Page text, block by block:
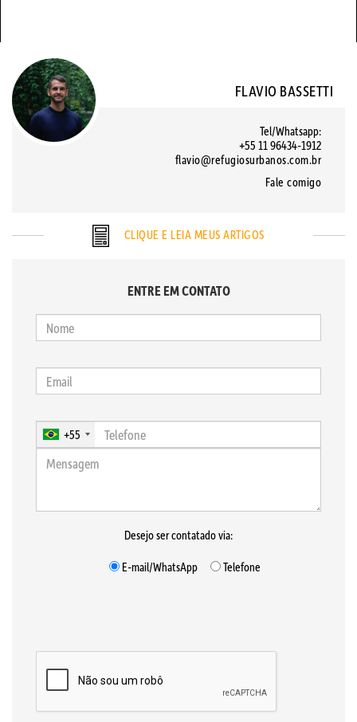
FLAVIO BASSETTI
Tel/Whatsapp:
+55 11 96434-1912
flavio@refugiosurbanos.com.br
Fale comigo
CLIQUE E LEIA MEUS ARTIGOS
ENTRE EM CONTATO
+55
Desejo ser contatado via:
E-mail/WhatsApp
Telefone